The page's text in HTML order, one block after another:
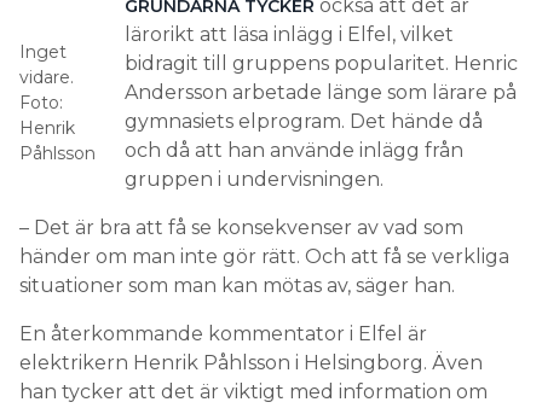
Inget
vidare.
Foto:
Henrik
Påhlsson
GRUNDARNA TYCKER också att det är
lärorikt att läsa inlägg i Elfel, vilket
bidragit till gruppens popularitet. Henric
Andersson arbetade länge som lärare på
gymnasiets elprogram. Det hände då
och då att han använde inlägg från
gruppen i undervisningen.
– Det är bra att få se konsekvenser av vad som
händer om man inte gör rätt. Och att få se verkliga
situationer som man kan mötas av, säger han.
En återkommande kommentator i Elfel är
elektrikern Henrik Påhlsson i Helsingborg. Även
han tycker att det är viktigt med information om